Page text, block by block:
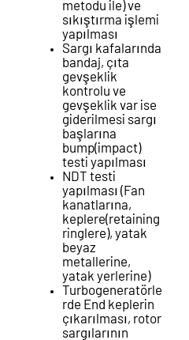
metodu ile) ve
sıkıştırma işlemi
yapılması
Sargı kafalarında
bandaj, çıta
gevşeklik
kontrolu ve
gevşeklik var ise
giderilmesi sargı
başlarına
bump(impact)
testi yapılması
NDT testi
yapılması (Fan
kanatlarına,
keplere(retaining
ringlere), yatak
beyaz
metallerine,
yatak yerlerine)
Turbogeneratörle
rde End keplerin
çıkarılması, rotor
sargılarının